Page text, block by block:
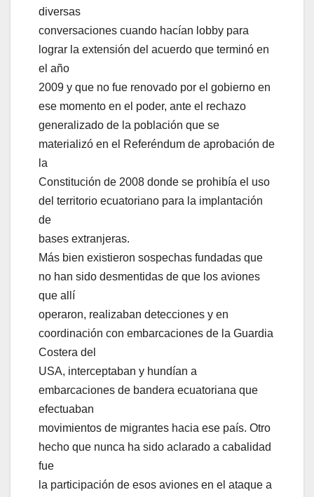
diversas
conversaciones cuando hacían lobby para
lograr la extensión del acuerdo que terminó en
el año
2009 y que no fue renovado por el gobierno en
ese momento en el poder, ante el rechazo
generalizado de la población que se
materializó en el Referéndum de aprobación de
la
Constitución de 2008 donde se prohibía el uso
del territorio ecuatoriano para la implantación
de
bases extranjeras.
Más bien existieron sospechas fundadas que
no han sido desmentidas de que los aviones
que allí
operaron, realizaban detecciones y en
coordinación con embarcaciones de la Guardia
Costera del
USA, interceptaban y hundían a
embarcaciones de bandera ecuatoriana que
efectuaban
movimientos de migrantes hacia ese país. Otro
hecho que nunca ha sido aclarado a cabalidad
fue
la participación de esos aviones en el ataque a